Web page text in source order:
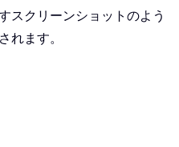
スクリーンショットのよう
れます。